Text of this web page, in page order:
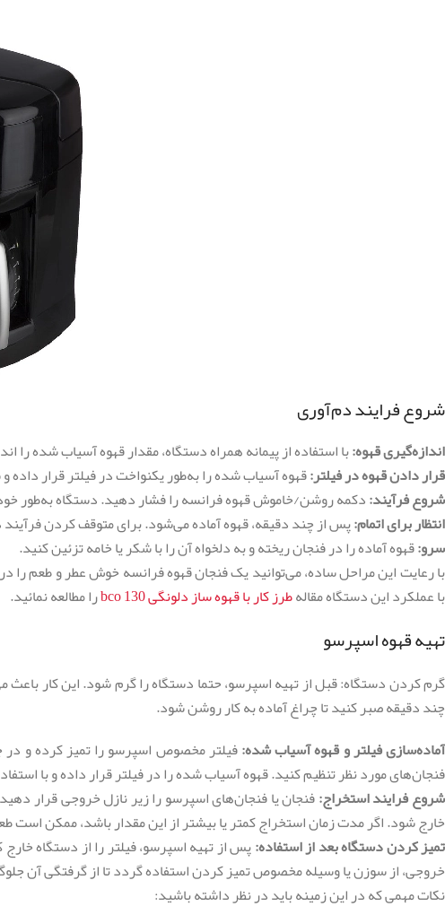
شروع فرایند دم‌آوری
اندازه‌گیری قهوه:با استفاده از پیمانه همراه دستگاه، مقدار قهوه آسیاب شده را
قرار دادن قهوه در فیلتر:قهوه آسیاب شده را به‌طور یکنواخت در فیلتر قرار
شروع فرآیند:دکمه روشن/خاموش قهوه فرانسه را فشار دهید. دستگاه به‌طور
انتظار برای اتمام:پس از چند دقیقه، قهوه آماده می‌شود. برای متوقف کردن
سرو:قهوه آماده را در فنجان ریخته و به دلخواه آن را با شکر یا خامه تزئین کنید.
با عملکرد این دستگاه مقالهطرز کار با قهوه ساز دلونگی bco 130 را مطالعه نمائید.
تهیه قهوه اسپرسو
گرم کردن دستگاه: قبل از تهیه اسپرسو، حتما دستگاه را گرم شود. این کار
چند دقیقه صبر کنید تا چراغ آماده به کار روشن شود.
آماده‌سازی فیلتر و قهوه آسیاب شده:فیلتر مخصوص اسپرسو را تمیز کرده و در
فنجان‌های مورد نظر تنظیم کنید. قهوه آسیاب شده را در فیلتر قرار داده و با
شروع فرایند استخراج:
خارج شود. اگر مدت زمان استخراج کمتر یا بیشتر از این مقدار باشد، ممکن است
تمیز کردن دستگاه بعد از استفاده:پس از تهیه اسپرسو، فیلتر را از دستگاه
خروجی، از سوزن یا وسیله مخصوص تمیز کردن استفاده گردد تا از گرفتگی آن
نکات مهمی که در این زمینه باید در نظر داشته باشید: